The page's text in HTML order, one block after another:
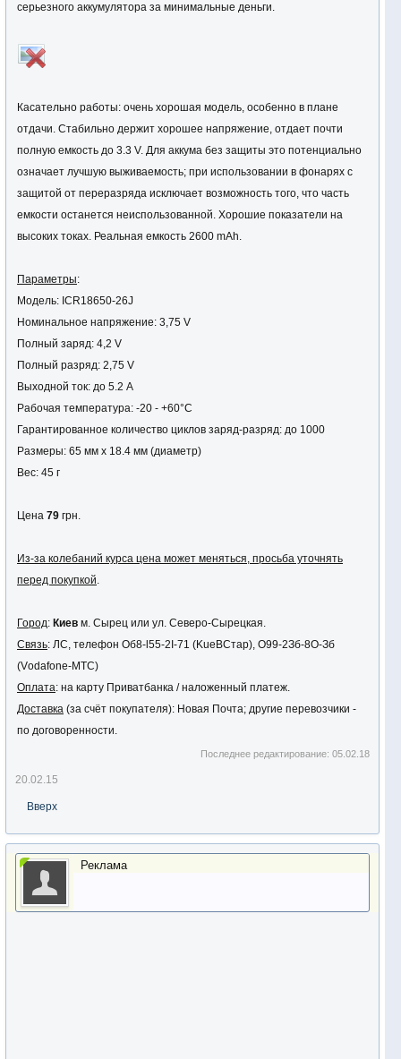
серьезного аккумулятора за минимальные деньги.
Касательно работы: очень хорошая модель, особенно в плане
отдачи. Стабильно держит хорошее напряжение, отдает почти
полную емкость до 3.3 V. Для аккума без защиты это потенциально
означает лучшую выживаемость; при использовании в фонарях с
защитой от переразряда исключает возможность того, что часть
емкости останется неиспользованной. Хорошие показатели на
высоких токах. Реальная емкость 2600 mAh.
Параметры:
Модель: ICR18650-26J
Номинальное напряжение: 3,75 V
Полный заряд: 4,2 V
Полный разряд: 2,75 V
Выходной ток: до 5.2 А
Рабочая температура: -20 - +60°C
Гарантированное количество циклов заряд-разряд: до 1000
Размеры: 65 мм х 18.4 мм (диаметр)
Вес: 45 г
Цена 79 грн.
Из-за колебаний курса цена может меняться, просьба уточнять
перед покупкой.
Город: Киев м. Сырец или ул. Северо-Сырецкая.
Связь: ЛС, телефон Oб8-l55-2I-71 (KuеBCтaр), O99-2Зб-8O-Зб
(Vоdаfоnе-MTС)
Оплата: на карту Приватбанка / наложенный платеж.
Доставка (за счёт покупателя): Новая Почта; другие перевозчики -
по договоренности.
Последнее редактирование:05.02.18
20.02.15
Вверх
Реклама